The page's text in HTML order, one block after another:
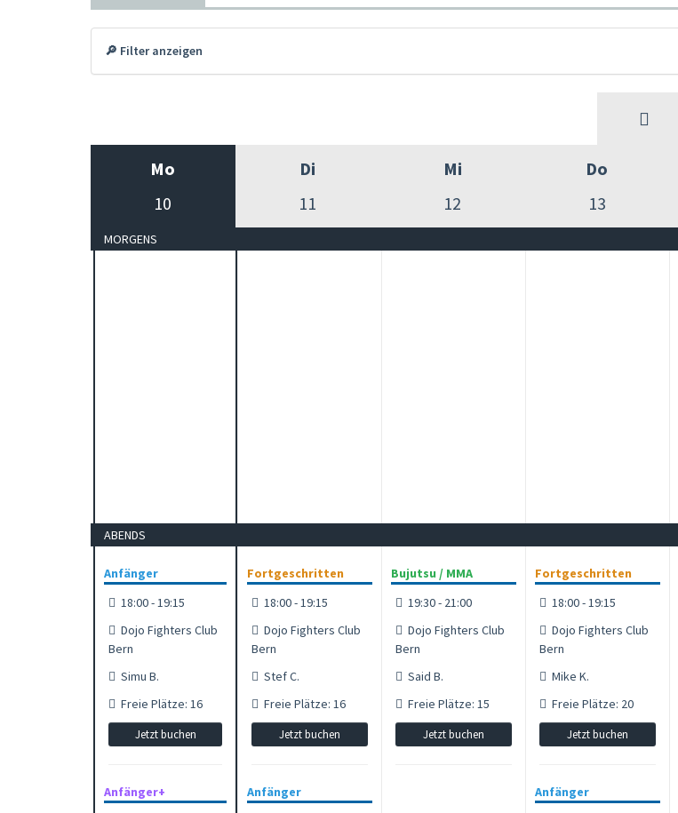
🔎 Filter anzeigen
Mo
10
Di
11
Mi
12
Do
13
MORGENS
ABENDS
Anfänger
18:00 - 19:15
Dojo Fighters Club
Bern
Simu B.
Freie Plätze: 16
Jetzt buchen
Anfänger+
Fortgeschritten
18:00 - 19:15
Dojo Fighters Club
Bern
Stef C.
Freie Plätze: 16
Jetzt buchen
Anfänger
Bujutsu / MMA
19:30 - 21:00
Dojo Fighters Club
Bern
Said B.
Freie Plätze: 15
Jetzt buchen
Fortgeschritten
18:00 - 19:15
Dojo Fighters Club
Bern
Mike K.
Freie Plätze: 20
Jetzt buchen
Anfänger